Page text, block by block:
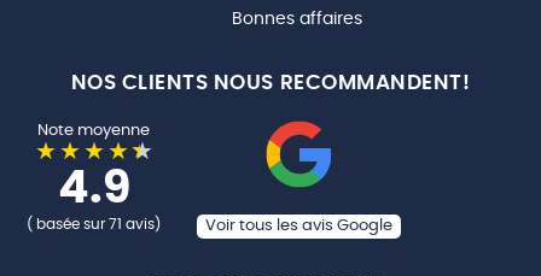
Bonnes affaires
NOS CLIENTS NOUS RECOMMANDENT!
Note moyenne
4.9
( basée sur 71 avis) Voir tous les avis Google